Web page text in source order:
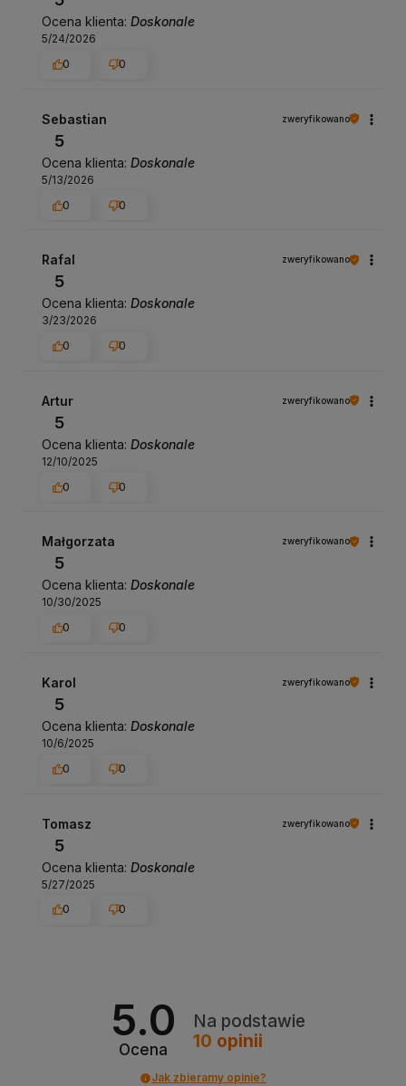
Ocena klienta: Doskonale
5/24/2026
0
0
Sebastian zweryfikowano
5
Ocena klienta: Doskonale
5/13/2026
0
0
Rafal zweryfikowano
5
Ocena klienta: Doskonale
3/23/2026
0
0
Artur zweryfikowano
5
Ocena klienta: Doskonale
12/10/2025
0
0
Małgorzata zweryfikowano
5
Ocena klienta: Doskonale
10/30/2025
0
0
Karol zweryfikowano
5
Ocena klienta: Doskonale
10/6/2025
0
0
Tomasz zweryfikowano
5
Ocena klienta: Doskonale
5/27/2025
0
0
5.0
Ocena
Na podstawie
10 opinii
Jak zbieramy opinie?